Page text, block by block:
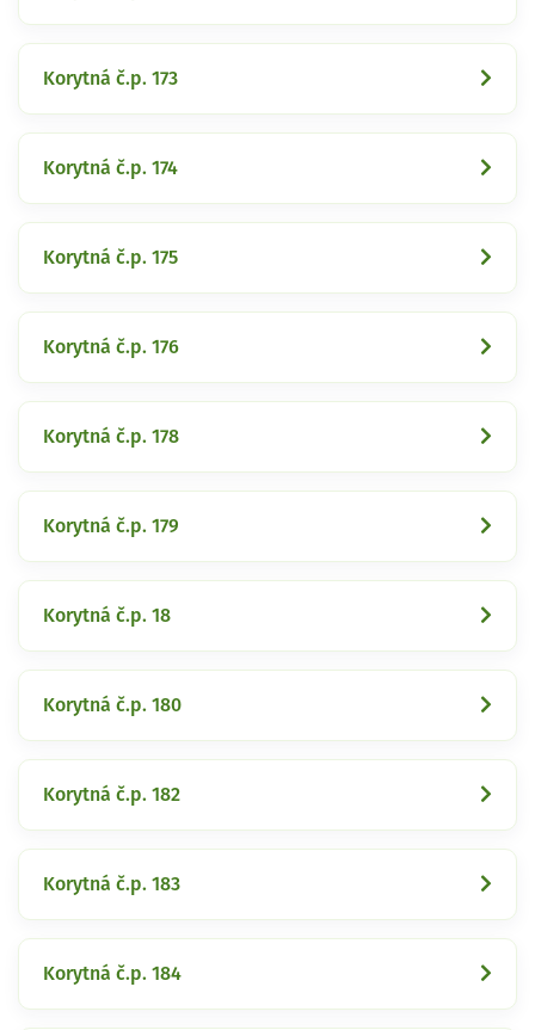
Korytná č.p. 173
Korytná č.p. 174
Korytná č.p. 175
Korytná č.p. 176
Korytná č.p. 178
Korytná č.p. 179
Korytná č.p. 18
Korytná č.p. 180
Korytná č.p. 182
Korytná č.p. 183
Korytná č.p. 184